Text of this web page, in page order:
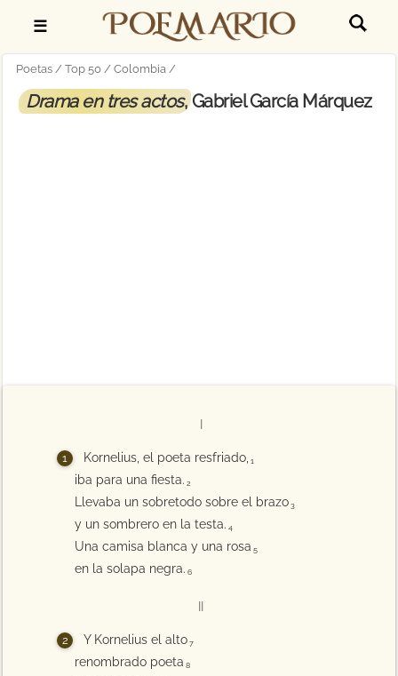
☰
Poetas Top 50 Colombia
Drama en tres actos, Gabriel García Márquez
Kornelius, el poeta resfriado, 1
iba para una fiesta. 2
Llevaba un sobretodo sobre el brazo 3
y un sombrero en la testa. 4
Una camisa blanca y una rosa 5
en la solapa negra. 6
Y Kornelius el alto 7
renombrado poeta 8